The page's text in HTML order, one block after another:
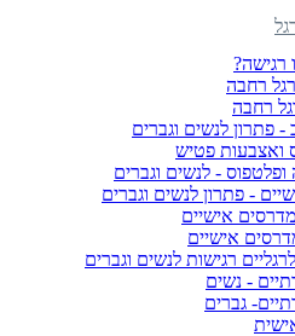
רגישה?
רחבה
רחבה
- פתרון לנשים וגברים
ואצבעות פטיש
- לנשים וגברים
- פתרון לנשים וגברים
אישיים
אישיים
רגישות לנשים וגברים
- נשים
גברים